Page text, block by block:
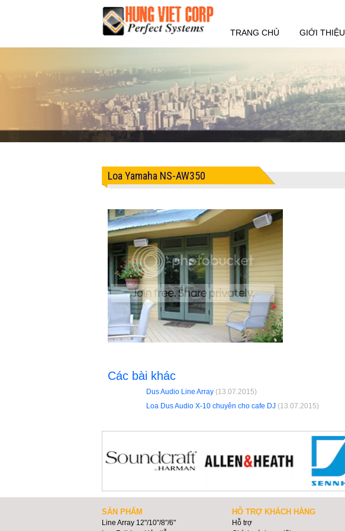
TRANG CHỦ GIỚI THIỆU
Loa Yamaha NS-AW350
Các bài khác
Dus Audio Line Array (13.07.2015)
Loa Dus Audio X-10 chuyên cho cafe DJ (13.07.2015)
SẢN PHẨM
Line Array 12"/10"/8"/6"
HỖ TRỢ KHÁCH HÀNG
Hỗ trợ